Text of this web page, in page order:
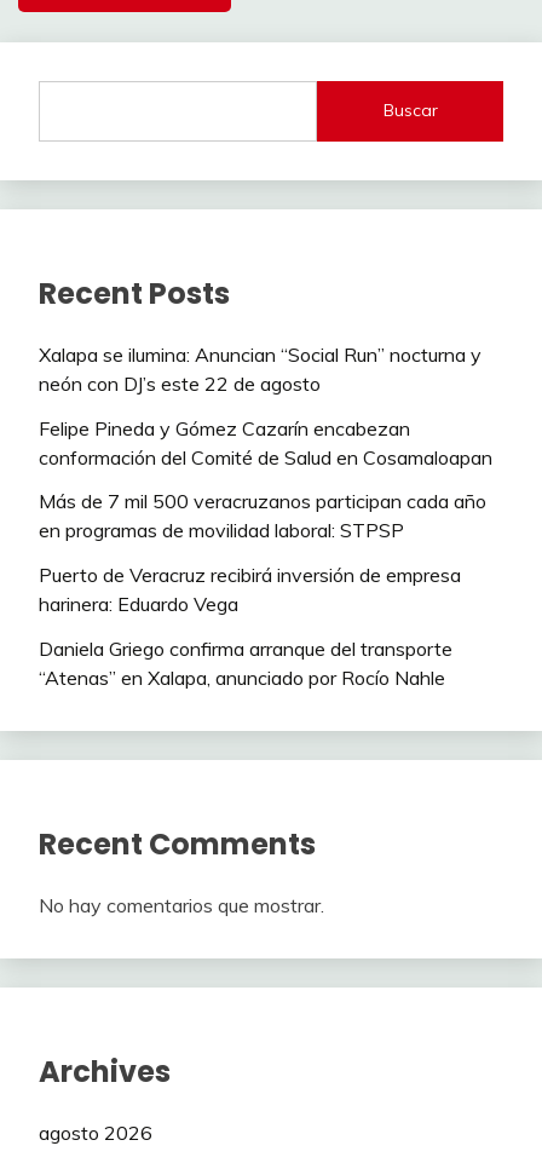
Buscar
Recent Posts
Xalapa se ilumina: Anuncian “Social Run” nocturna y
neón con DJ’s este 22 de agosto
Felipe Pineda y Gómez Cazarín encabezan
conformación del Comité de Salud en Cosamaloapan
Más de 7 mil 500 veracruzanos participan cada año
en programas de movilidad laboral: STPSP
Puerto de Veracruz recibirá inversión de empresa
harinera: Eduardo Vega
Daniela Griego confirma arranque del transporte
“Atenas” en Xalapa, anunciado por Rocío Nahle
Recent Comments
No hay comentarios que mostrar.
Archives
agosto 2026